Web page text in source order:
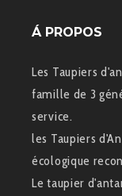
Á PROPOS
Les Taupiers
famille de 3
service.
les Taupiers
écologique
Le taupier